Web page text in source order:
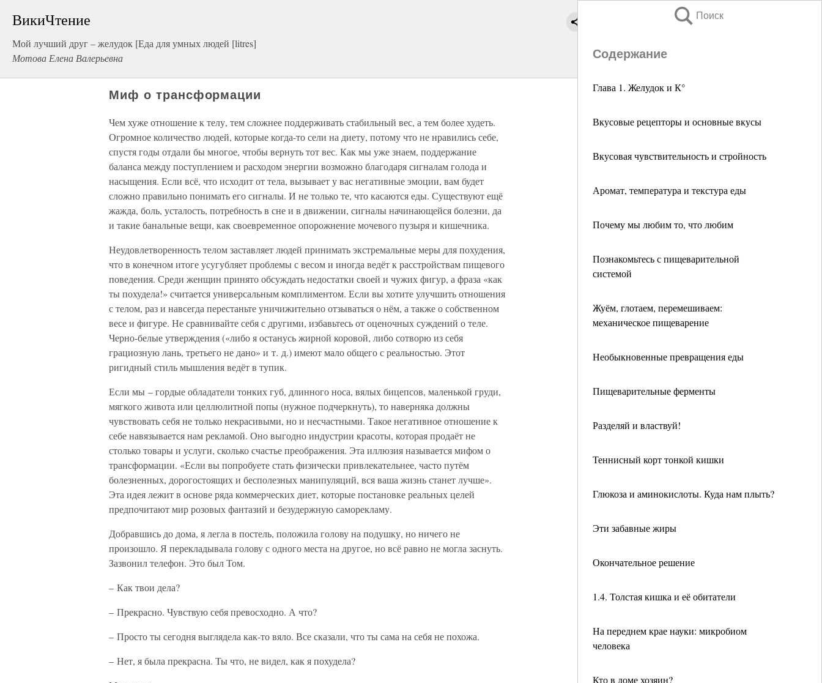
ВикиЧтение
Мой лучший друг – желудок [Еда для умных людей [litres]
Мотова Елена Валерьевна
Поиск
Содержание
Глава 1. Желудок и К°
Вкусовые рецепторы и основные вкусы
Вкусовая чувствительность и стройность
Аромат, температура и текстура еды
Почему мы любим то, что любим
Познакомьтесь с пищеварительной
системой
Жуём, глотаем, перемешиваем:
механическое пищеварение
Необыкновенные превращения еды
Пищеварительные ферменты
Разделяй и властвуй!
Теннисный корт тонкой кишки
Глюкоза и аминокислоты. Куда нам плыть?
Эти забавные жиры
Окончательное решение
1.4. Толстая кишка и её обитатели
На переднем крае науки: микробиом
человека
Кто в доме хозяин?
Миф о трансформации
Чем хуже отношение к телу, тем сложнее поддерживать стабильный вес, а тем более худеть.
Огромное количество людей, которые когда-то сели на диету, потому что не нравились себе,
спустя годы отдали бы многое, чтобы вернуть тот вес. Как мы уже знаем, поддержание
баланса между поступлением и расходом энергии возможно благодаря сигналам голода и
насыщения. Если всё, что исходит от тела, вызывает у вас негативные эмоции, вам будет
сложно правильно понимать его сигналы. И не только те, что касаются еды. Существуют ещё
жажда, боль, усталость, потребность в сне и в движении, сигналы начинающейся болезни, да
и такие банальные вещи, как своевременное опорожнение мочевого пузыря и кишечника.
Неудовлетворенность телом заставляет людей принимать экстремальные меры для похудения,
что в конечном итоге усугубляет проблемы с весом и иногда ведёт к расстройствам пищевого
поведения. Среди женщин принято обсуждать недостатки своей и чужих фигур, а фраза «как
ты похудела!» считается универсальным комплиментом. Если вы хотите улучшить отношения
с телом, раз и навсегда перестаньте уничижительно отзываться о нём, а также о собственном
весе и фигуре. Не сравнивайте себя с другими, избавьтесь от оценочных суждений о теле.
Черно-белые утверждения («либо я останусь жирной коровой, либо сотворю из себя
грациозную лань, третьего не дано» и т. д.) имеют мало общего с реальностью. Этот
ригидный стиль мышления ведёт в тупик.
Если мы – гордые обладатели тонких губ, длинного носа, вялых бицепсов, маленькой груди,
мягкого живота или целлюлитной попы (нужное подчеркнуть), то наверняка должны
чувствовать себя не только некрасивыми, но и несчастными. Такое негативное отношение к
себе навязывается нам рекламой. Оно выгодно индустрии красоты, которая продаёт не
столько товары и услуги, сколько счастье преображения. Эта иллюзия называется мифом о
трансформации. «Если вы попробуете стать физически привлекательнее, часто путём
болезненных, дорогостоящих и бесполезных манипуляций, вся ваша жизнь станет лучше».
Эта идея лежит в основе ряда коммерческих диет, которые постановке реальных целей
предпочитают мир розовых фантазий и безудержную саморекламу.
Добравшись до дома, я легла в постель, положила голову на подушку, но ничего не
произошло. Я перекладывала голову с одного места на другое, но всё равно не могла заснуть.
Зазвонил телефон. Это был Том.
– Как твои дела?
– Прекрасно. Чувствую себя превосходно. А что?
– Просто ты сегодня выглядела как-то вяло. Все сказали, что ты сама на себя не похожа.
– Нет, я была прекрасна. Ты что, не видел, как я похудела?